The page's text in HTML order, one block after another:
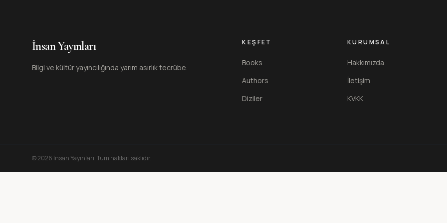
İnsan Yayınları
Bilgi ve kültür yayıncılığında yarım asırlık tecrübe.
KEŞFET
Books
Authors
Diziler
KURUMSAL
Hakkımızda
İletişim
KVKK
©2026 İnsan Yayınları. Tüm hakları saklıdır.